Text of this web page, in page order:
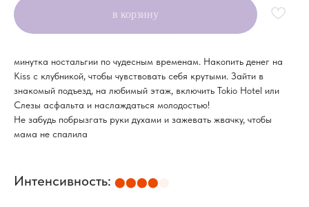
в корзину
минутка ностальгии по чудесным временам. Накопить денег на
Kiss с клубникой, чтобы чувствовать себя крутыми. Зайти в
знакомый подъезд, на любимый этаж, включить Tokio Hotel или
Слезы асфальта и наслаждаться молодостью!
Не забудь побрызгать руки духами и зажевать жвачку, чтобы
мама не спалила
Интенсивность: ⬤⬤⬤⬤